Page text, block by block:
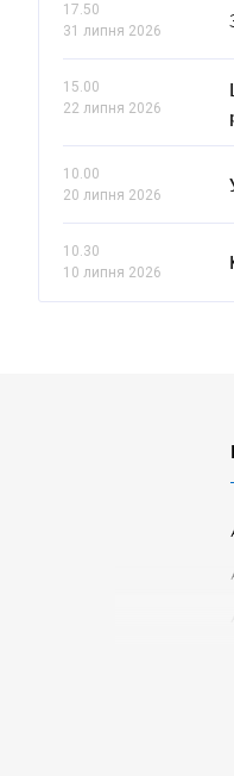
17.50
31 липня 2026
15.00
22 липня 2026
10.00
20 липня 2026
10.30
10 липня 2026